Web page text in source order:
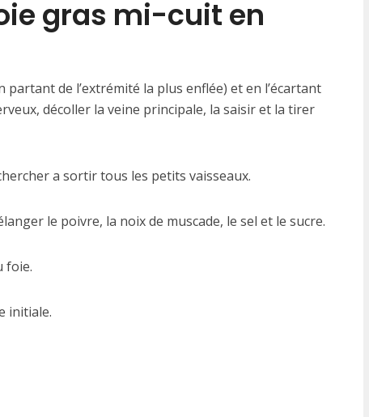
gras mi-cuit en
de l’extrémité la plus enflée) et en l’écartant
décoller la veine principale, la saisir et la tirer
a sortir tous les petits vaisseaux.
le poivre, la noix de muscade, le sel et le sucre.
foie.
initiale.